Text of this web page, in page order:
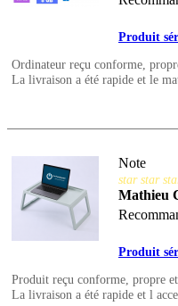
Produit
Ordinateur reçu conforme,
La livraison a été rapide et le
Note
star star
Mathieu
Produit
Produit reçu conforme, propre
La livraison a été rapide et l